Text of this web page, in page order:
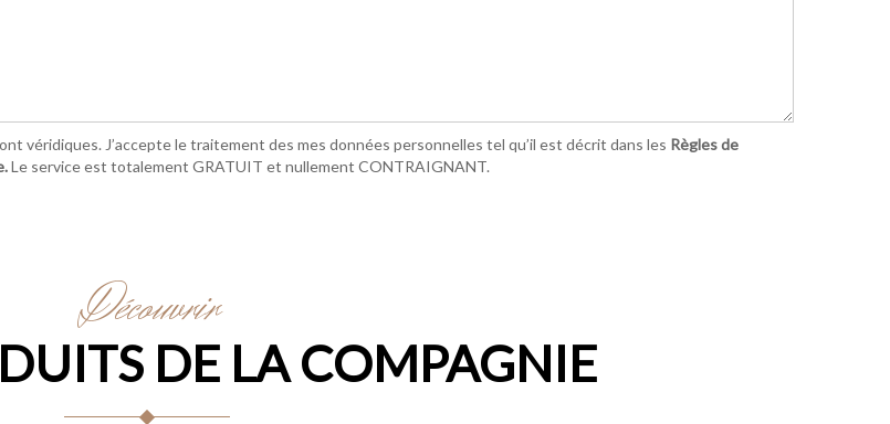
véridiques. J’accepte le traitement des mes données personnelles tel qu’il est décrit dans les Règles de
Le service est totalement GRATUIT et nullement CONTRAIGNANT.
Découvrir
DE LA COMPAGNIE